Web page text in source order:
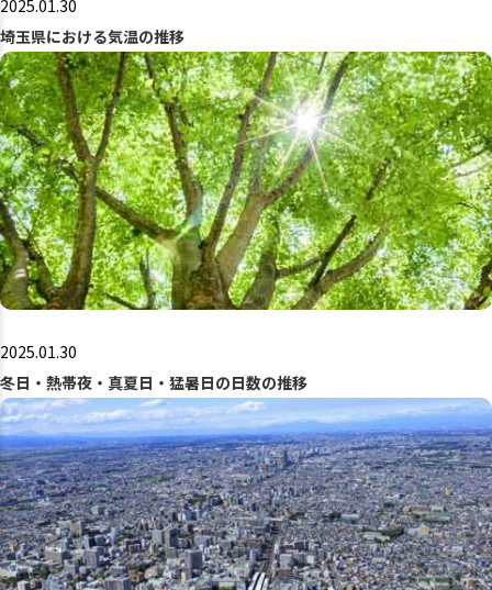
2025.01.30
埼玉県における気温の推移
2025.01.30
冬日・熱帯夜・真夏日・猛暑日の日数の推移